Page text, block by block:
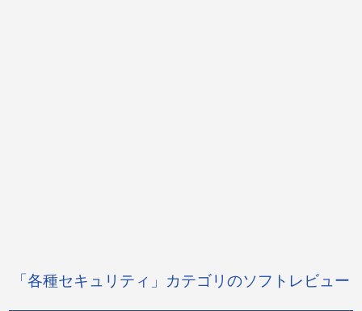
「各種セキュリティ」カテゴリのソフトレビュー